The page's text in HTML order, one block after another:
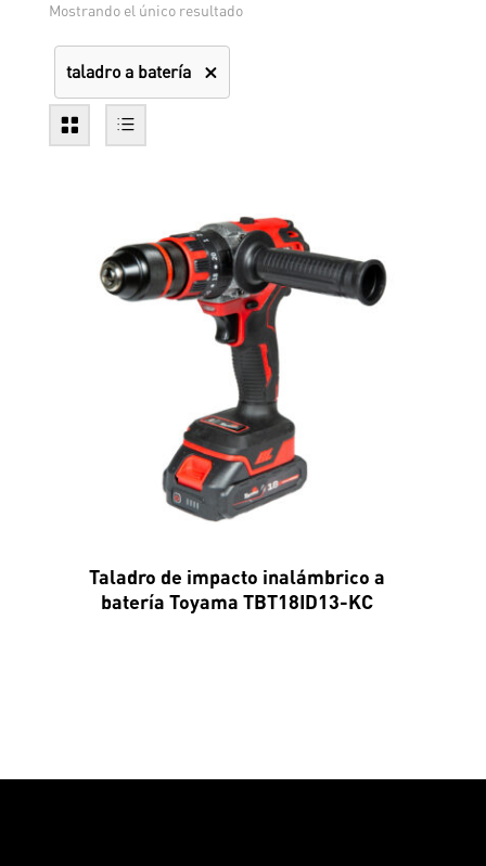
Mostrando el único resultado
taladro a batería
Taladro de impacto inalámbrico a
batería Toyama TBT18ID13-KC